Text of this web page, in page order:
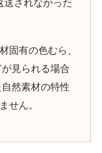
送されなかった
固有の色むら、
見られる場合
然素材の特性
せん。